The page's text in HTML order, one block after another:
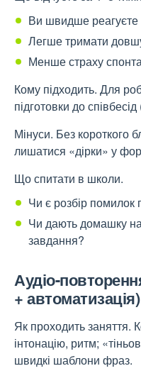
Ви швидше реагуєте
Легше тримати
Менше страху
Кому підходить. Для
підготовки до
Мінуси. Без короткого
лишатися «дірки» у
Що спитати в школи.
Чи є розбір помилок
Чи дають домашку
завдання?
Аудіо-
+ автоматизація)
Як проходить заняття.
інтонацію, ритм;
швидкі шаблони фраз.